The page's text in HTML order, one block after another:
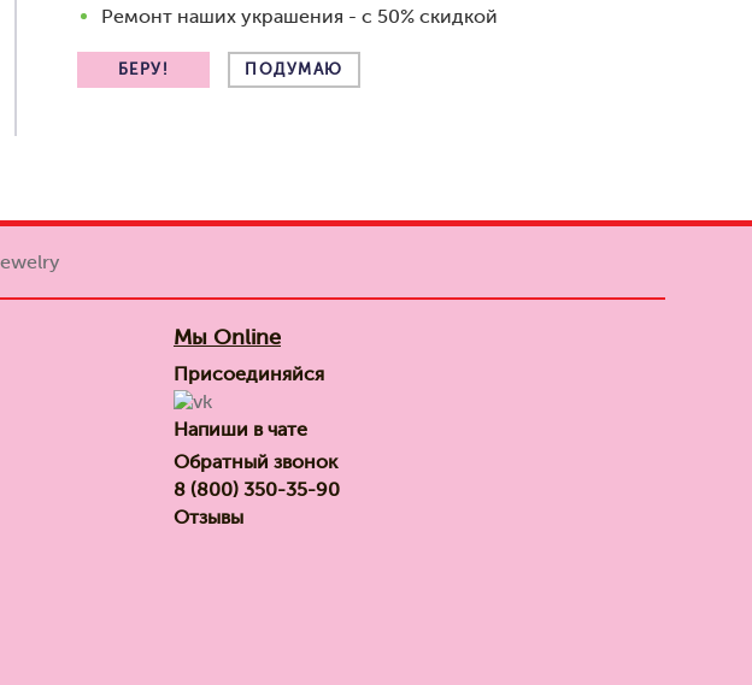
Ремонт наших украшения - с 50% скидкой
ПОДУМАЮ
Мы Online
Присоединяйся
Напиши в чате
Обратный звонок
8 (800) 350-35-90
Отзывы